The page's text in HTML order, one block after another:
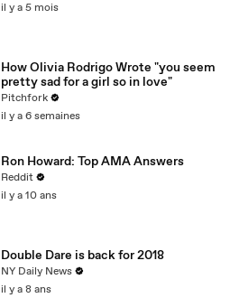
il y a 5 mois
How Olivia Rodrigo Wrote "you seem
pretty sad for a girl so in love"
Pitchfork
il y a 6 semaines
Ron Howard: Top AMA Answers
Reddit
il y a 10 ans
Double Dare is back for 2018
NY Daily News
il y a 8 ans